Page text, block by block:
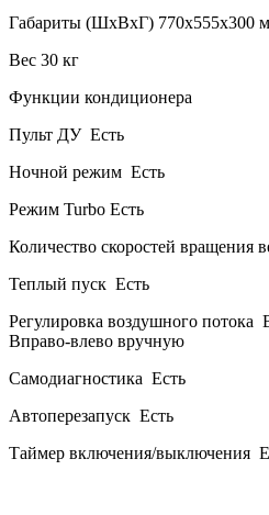
Габариты (ШхВхГ) 770х555х300
Вес 30 кг
Функции кондиционера
Пульт ДУ Есть
Ночной режим Есть
Режим Turbo Есть
Количество скоростей вращения
Теплый пуск Есть
Регулировка воздушного потока
Вправо-влево вручную
Самодиагностика Есть
Автоперезапуск Есть
Таймер включения/выключения